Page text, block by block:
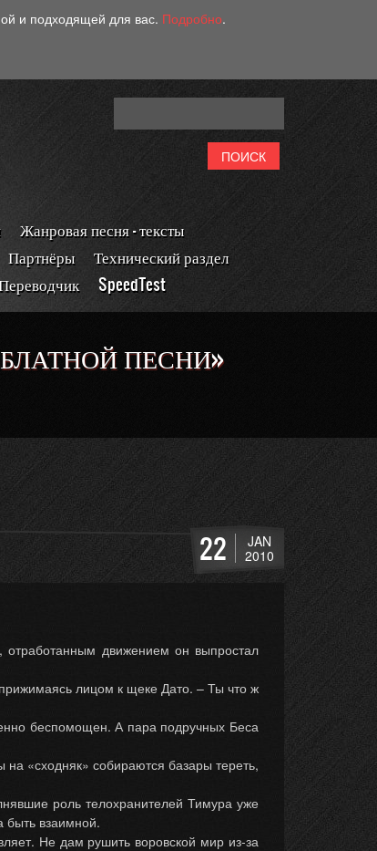
и подходящей для вас. Подробно.
Жанровая песня - тексты
Партнёры
Технический раздел
SpeedTest
ПЕСНИ»
22
JAN
2010
отработанным движением он выпростал
лицом к щеке Дато. – Ты что ж
беспомощен. А пара подручных Беса
«сходняк» собираются базары тереть,
роль телохранителей Тимура уже
быть взаимной.
Не дам рушить воровской мир из-за